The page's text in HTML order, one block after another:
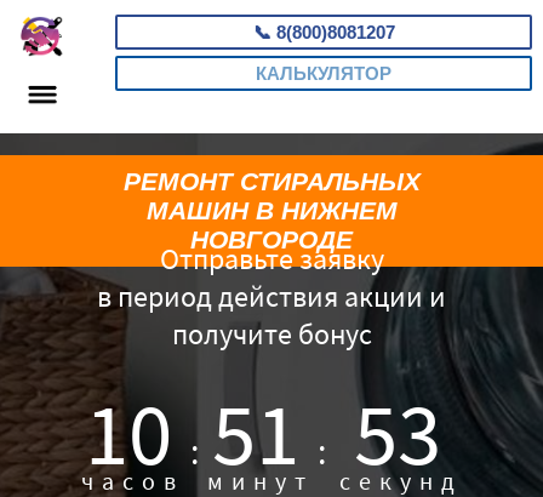
📞 8(800)8081207
КАЛЬКУЛЯТОР
Отправьте заявку
в период действия акции и
получите бонус
10 :
часов 51 :
минут 52
секунд
РЕМОНТ СТИРАЛЬНЫХ
МАШИН В НИЖНЕМ
НОВГОРОДЕ